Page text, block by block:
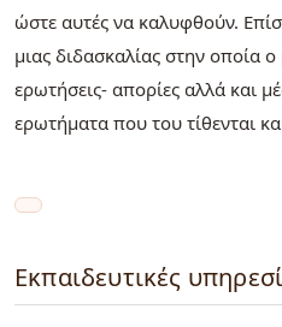
ώστε αυτές να καλυφθούν.
μιας διδασκαλίας στην οποία
ερωτήσεις- απορίες αλλά και
ερωτήματα που του τίθενται
Εκπαιδευτικές